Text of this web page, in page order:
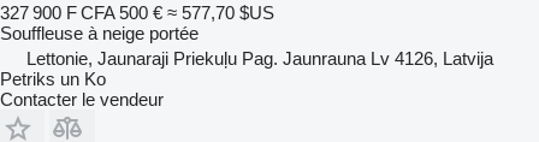
327 900 F CFA 500 € ≈ 577,70 $US
Souffleuse à neige portée
Lettonie, Jaunaraji Priekuļu Pag. Jaunrauna Lv 4126, Latvija
Petriks un Ko
Contacter le vendeur